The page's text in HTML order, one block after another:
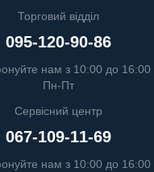
Торговий відділ
095-120-90-86
нам з 10:00 до 16:00
Пн-Пт
Сервісний центр
067-109-11-69
нам з 10:00 до 16:00